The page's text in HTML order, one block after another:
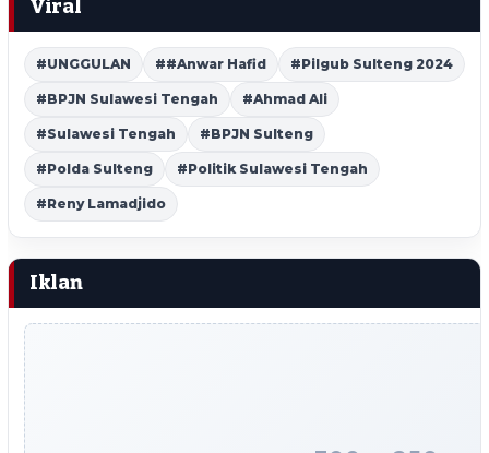
Viral
#UNGGULAN ##Anwar Hafid #Pilgub Sulteng 2024
#BPJN Sulawesi Tengah #Ahmad Ali
#Sulawesi Tengah #BPJN Sulteng
#Polda Sulteng #Politik Sulawesi Tengah
#Reny Lamadjido
Iklan